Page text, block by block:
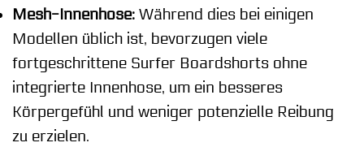
Mesh-Innenhose: Während dies bei einigen
Modellen üblich ist, bevorzugen viele
fortgeschrittene Surfer Boardshorts ohne
integrierte Innenhose, um ein besseres
Körpergefühl und weniger potenzielle Reibung
zu erzielen.